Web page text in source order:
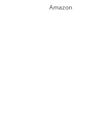
Amazon